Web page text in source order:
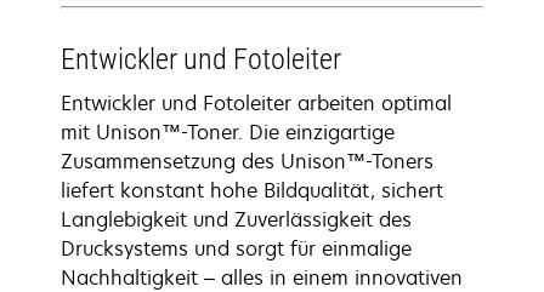
Entwickler und Fotoleiter
Entwickler und Fotoleiter arbeiten optimal
mit Unison™-Toner. Die einzigartige
Zusammensetzung des Unison™-Toners
liefert konstant hohe Bildqualität, sichert
Langlebigkeit und Zuverlässigkeit des
Drucksystems und sorgt für einmalige
Nachhaltigkeit – alles in einem innovativen